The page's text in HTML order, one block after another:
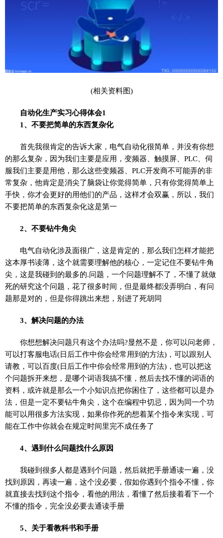
(相关资料图)
自动化生产实习心得体会1
1、不要把简单的东西复杂化
首先我很肯定的告诉大家，电气自动化很简单，并没有你想
的那么复杂，因为我们主要是应用，变频器、触摸屏、PLC、伺
服我们主要是用他，那么这些变频器、PLC开发商不可能弄的非
常复杂，他肯定是消尖了脑袋让你觉得简单，只有你觉得简单上
手快，你才会更好的用他们的产品，这样才会双赢，所以，我们
不要把简单的东西复杂化这是第一
2、不要钻牛角尖
电气自动化涉及面很广，这是肯定的，那么我们怎样才能把
这本厚书读薄，这个就需要理解他的核心，一定记住不要钻牛角
尖，这是我碰到的最多的.问题，一个问题理解不了，不懂了就做
死的研究这个问题，花了很多时间，但是最终都没弄明白，有问
题那是对的，但是你得跳出来想，别进了死胡同
3、解决问题的办法
你想想解决问题只有这个办法吗?显然不是，你可以问老师，
可以打客服电话(日后工作中你会经常用到的方法)，可以跟别人
请教，可以百度(日后工作中你会经常用到的方法)，也可以把这
个问题拆开来想，是哪个词语我搞不懂，然后去找不懂的词语的
资料，或许就是那么一个小知识点把你困住了，这些都可以是办
法，但是一定不要钻牛角尖，这个在编程中切忌，因为同一个功
能可以用很多方法实现，如果你作死的想着某个指令来实现，可
能在工作中你就会在规定时间里完不成任务了
4、遇到什么问题找什么原因
我碰到很多人都是遇到个问题，然后就把手册通读一遍，没
找到原因，再读一遍，这个没必要，假如你遇到个指令不懂，你
就直接去找到这个指令，看他的用法，看懂了然后接着看下一个
不懂的指令，完全没必要去通读手册
5、关于看教科书和手册